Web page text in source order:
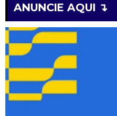
ANUNCIE AQUI ↴